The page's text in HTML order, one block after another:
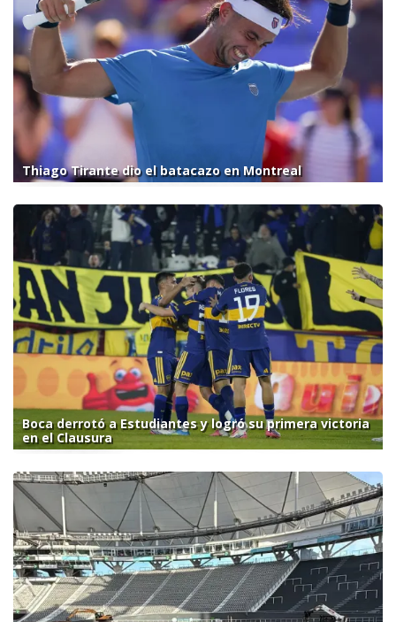
Thiago Tirante dio el batacazo en Montreal
Boca derrotó a Estudiantes y logró su primera victoria
en el Clausura